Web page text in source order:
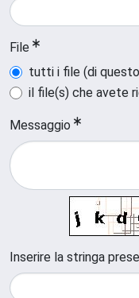
File
tutti i file (di
il file(s) che avete
Messaggio
Inserire la stringa